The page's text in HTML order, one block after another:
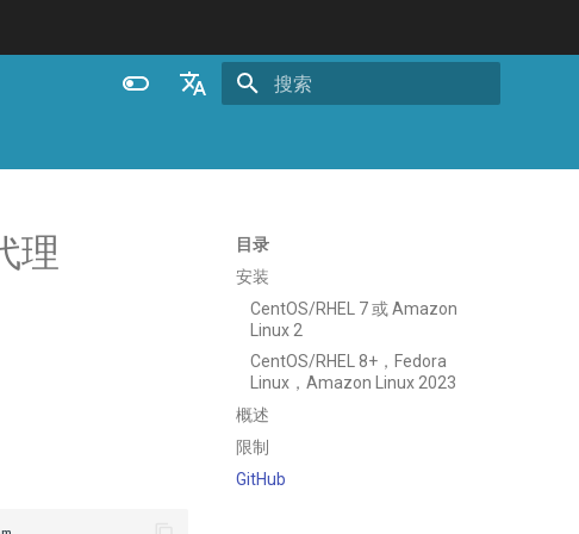
目录
安装
CentOS/RHEL 7 或 Amazon
Linux 2
CentOS/RHEL 8+，Fedora
Linux，Amazon Linux 2023
概述
限制
GitHub
理